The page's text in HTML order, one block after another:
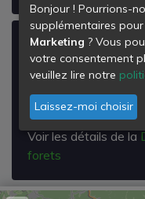
Déchetterie de
ZA du Roesselbach
Soultz-sous-Forêts
Voir les détails de la
forets
Bonjour ! Pourrions-
supplémentaires pour
Marketing ? Vous
votre consentement
veuillez lire notre
Laissez-moi choisir